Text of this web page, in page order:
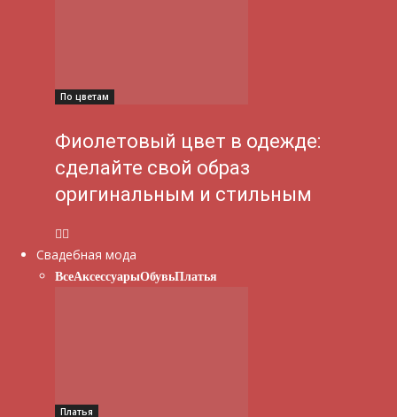
По цветам
Фиолетовый цвет в одежде:
сделайте свой образ
оригинальным и стильным
Свадебная мода
ВсеАксессуарыОбувьПлатья
Платья